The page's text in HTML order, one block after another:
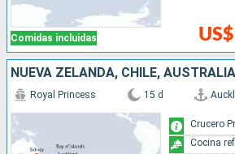
Comidas incluidas
NUEVA ZELANDA, CHILE, AUSTRALIA
Royal Princess 15 d
Crucero
Cocina